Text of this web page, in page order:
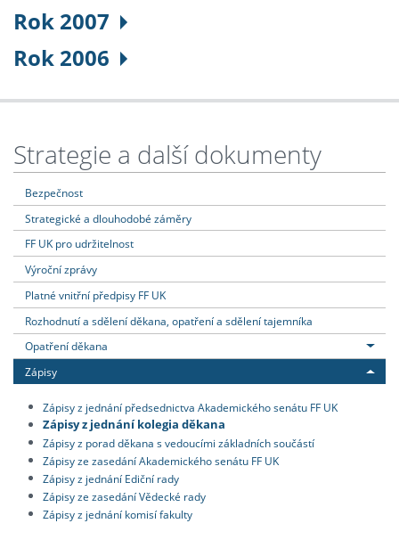
Rok 2007
Rok 2006
Strategie a další dokumenty
Bezpečnost
Strategické a dlouhodobé záměry
FF UK pro udržitelnost
Výroční zprávy
Platné vnitřní předpisy FF UK
Rozhodnutí a sdělení děkana, opatření a sdělení tajemníka
Opatření děkana
Zápisy
Zápisy z jednání předsednictva Akademického senátu FF UK
Zápisy z jednání kolegia děkana
Zápisy z porad děkana s vedoucími základních součástí
Zápisy ze zasedání Akademického senátu FF UK
Zápisy z jednání Ediční rady
Zápisy ze zasedání Vědecké rady
Zápisy z jednání komisí fakulty